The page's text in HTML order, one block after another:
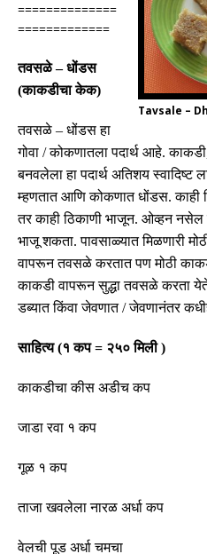
Tavsale –
==============
=============
तवसळे–धोंडस
(काकडीचा केक)
तवसळे – धोंडस हा
गोवा /कोकणातला पदार्थ आहे.काकडी
बनवलेला हा पदार्थ अतिशय स्वादिष्ट
म्हणतात आणि कोकणात धोंडस.काही
तर काही ठिकाणी भाजून. ओव्हन नसेल
भाजू शकता.पावसाळ्यात मिळणारी
वापरून तवसळे करतात पण मोठी
काकडी वापरून सुद्धा तवसळे करता
डब्यात किंवा जेवणात/जेवणानंतर
साहित्य(१ कप= २५० मिली)
काकडीचा कीस अडीच कप
जाडा रवा १ कप
गूळ १ कप
ताजा खवलेला नारळ अर्धा कप
वेलची पूड अर्धा चमचा